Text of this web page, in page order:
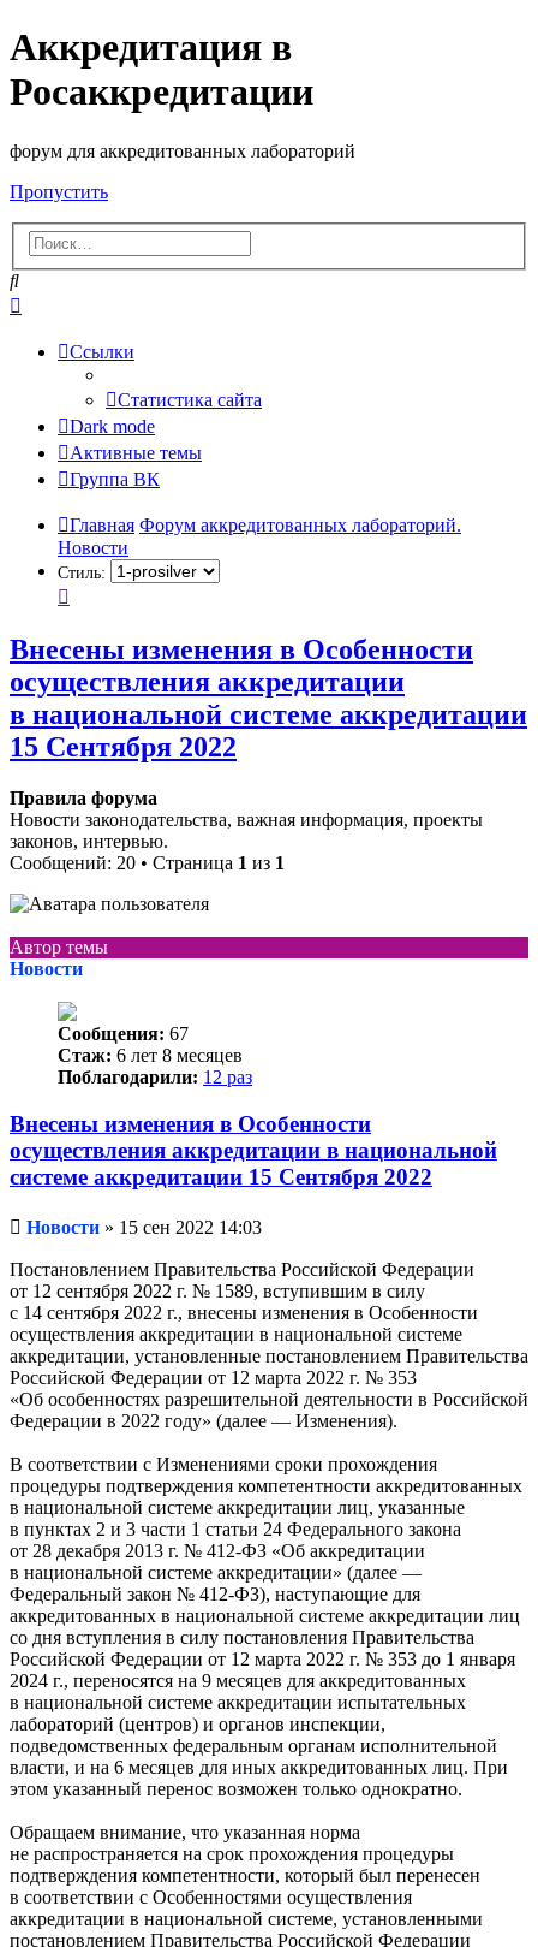
Аккредитация в
Росаккредитации
форум для аккредитованных лабораторий
Пропустить
Поиск
Ссылки
Статистика сайта
Dark mode
Активные темы
Группа ВК
Главная Форум аккредитованных лабораторий.
Новости
Стиль:
Внесены изменения в Особенности
осуществления аккредитации
в национальной системе аккредитации
15 Сентября 2022
Правила форума
Новости законодательства, важная информация, проекты
законов, интервью.
Сообщений: 20 • Страница 1 из 1
Автор темы
Новости
Сообщения: 67
Стаж: 6 лет 8 месяцев
Поблагодарили: 12 раз
Внесены изменения в Особенности
осуществления аккредитации в национальной
системе аккредитации 15 Сентября 2022
Непрочитанное
Новости » 15 сен 2022 14:03
Постановлением Правительства Российской Федерации
от 12 сентября 2022 г. № 1589, вступившим в силу
с 14 сентября 2022 г., внесены изменения в Особенности
осуществления аккредитации в национальной системе
аккредитации, установленные постановлением Правительства
Российской Федерации от 12 марта 2022 г. № 353
«Об особенностях разрешительной деятельности в Российской
Федерации в 2022 году» (далее — Изменения).
В соответствии с Изменениями сроки прохождения
процедуры подтверждения компетентности аккредитованных
в национальной системе аккредитации лиц, указанные
в пунктах 2 и 3 части 1 статьи 24 Федерального закона
от 28 декабря 2013 г. № 412-ФЗ «Об аккредитации
в национальной системе аккредитации» (далее —
Федеральный закон № 412-ФЗ), наступающие для
аккредитованных в национальной системе аккредитации лиц
со дня вступления в силу постановления Правительства
Российской Федерации от 12 марта 2022 г. № 353 до 1 января
2024 г., переносятся на 9 месяцев для аккредитованных
в национальной системе аккредитации испытательных
лабораторий (центров) и органов инспекции,
подведомственных федеральным органам исполнительной
власти, и на 6 месяцев для иных аккредитованных лиц. При
этом указанный перенос возможен только однократно.
Обращаем внимание, что указанная норма
не распространяется на срок прохождения процедуры
подтверждения компетентности, который был перенесен
в соответствии с Особенностями осуществления
аккредитации в национальной системе, установленными
постановлением Правительства Российской Федерации